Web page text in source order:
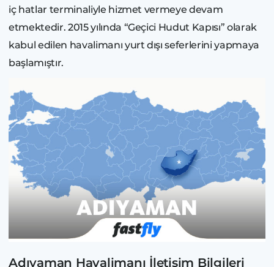
iç hatlar terminaliyle hizmet vermeye devam
etmektedir. 2015 yılında “Geçici Hudut Kapısı” olarak
kabul edilen havalimanı yurt dışı seferlerini yapmaya
başlamıştır.
Adıyaman Havalimanı İletişim Bilgileri